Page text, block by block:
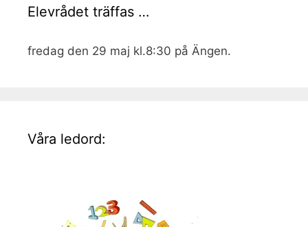
Elevrådet träffas …
fredag den 29 maj kl.8:30 på Ängen.
Våra ledord: